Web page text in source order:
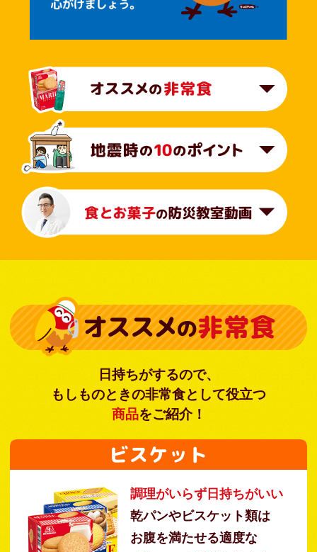
オススメの非常食
日持ちがするので、
もしものときの非常食として役立つ
商品をご紹介！
ビスケット
調理がいらず日持ちがいい
乾パンやビスケット類は
お腹を満たせる適度な